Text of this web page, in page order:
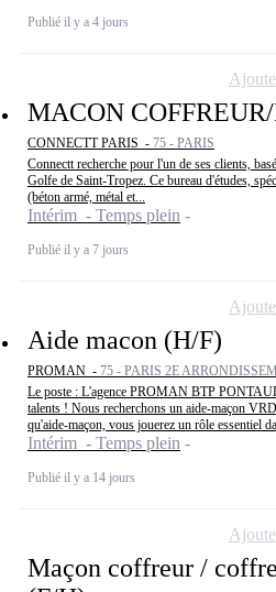
Publié il y a 4 jours
MACON
CONNECTT PARIS - 75 - PARIS
Connectt recherche pour l'un de ses clients,
Golfe de Saint-Tropez. Ce bureau d'études,
(béton armé, métal et...
Intérim - Temps plein
Publié il y a 7 jours
Aide macon (H/F)
PROMAN - 75 - PARIS 2E
Le poste : L'agence PROMAN BTP
talents ! Nous recherchons un aide-maçon
qu'aide-maçon, vous jouerez un rôle essentiel
Intérim - Temps plein
Publié il y a 14 jours
Maçon coffreur /